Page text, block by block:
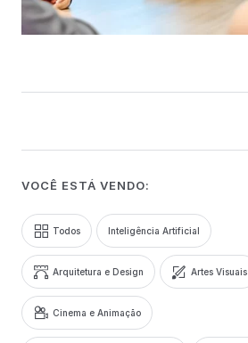
VOCÊ ESTÁ VENDO:
Todos Inteligência Artificial
Arquitetura e Design Artes Visuais
Cinema e Animação